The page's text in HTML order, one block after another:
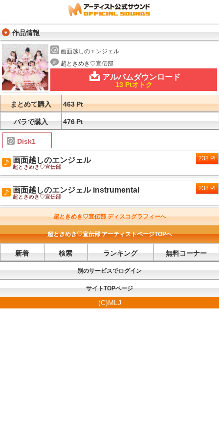
作品情報
画面越しのエンジェル
超ときめき♡宣伝部
アルバムダウンロード
13 Ptオトク
まとめて購入 463Pt
バラで購入 476Pt
Disk1
画面越しのエンジェル
超ときめき♡宣伝部
238 Pt
画面越しのエンジェル instrumental
超ときめき♡宣伝部
238 Pt
超ときめき♡宣伝部 ディスコグラフィーへ
超ときめき♡宣伝部 アーティストページTOPへ
新着 検索 ランキング 無料コーナー
別のサービスでログイン
サイトTOPページ
(C)MLJ